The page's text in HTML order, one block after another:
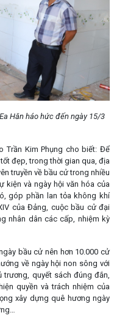
Hăn háo hức đến ngày 15/3
Trần Kim Phụng cho biết: Để
đẹp, trong thời gian qua, địa
truyền về bầu cử trong nhiều
kiện và ngày hội văn hóa của
góp phần lan tỏa không khí
của Đảng, cuộc bầu cử đại
nhân dân các cấp, nhiệm kỳ
bầu cử nên hơn 10.000 cử
về ngày hội non sông với
quyết sách đúng đắn,
quyền và trách nhiệm của
xây dựng quê hương ngày